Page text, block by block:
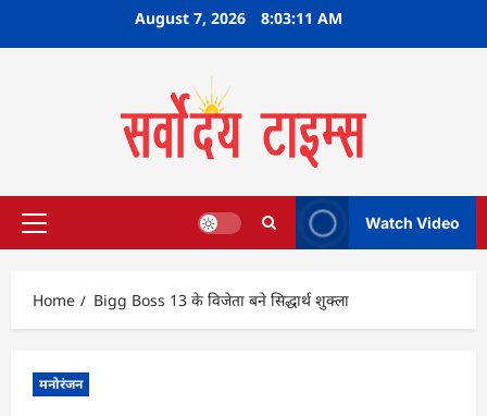
August 7, 2026 8:03:12 AM
Primary
Watch Video
Home Bigg Boss 13 के विजेता बने सिद्धार्थ शुक्ला
मनोरंजन